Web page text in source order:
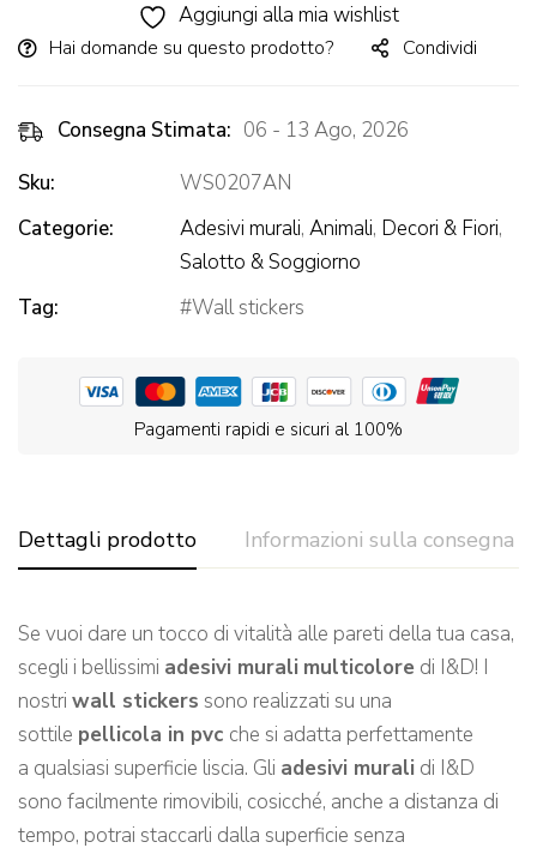
Aggiungi alla mia wishlist
Hai domande su questo prodotto? Condividi
Consegna Stimata: 06 - 13 Ago, 2026
Sku:
WS0207AN
Categorie:
Adesivi murali, Animali, Decori & Fiori,
Salotto & Soggiorno
Tag:
Wall stickers
Pagamenti rapidi e sicuri al 100%
Dettagli prodotto Informazioni sulla consegna
Se vuoi dare un tocco di vitalità alle pareti della tua casa,
scegli i bellissimi adesivi murali multicolore di I&D! I
nostri wall stickers sono realizzati su una
sottile pellicola in pvc che si adatta perfettamente
a qualsiasi superficie liscia. Gli adesivi murali di I&D
sono facilmente rimovibili, cosicché, anche a distanza di
tempo, potrai staccarli dalla superficie senza